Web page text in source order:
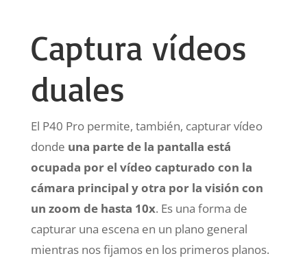
Captura vídeos
duales
El P40 Pro permite, también, capturar vídeo
donde una parte de la pantalla está
ocupada por el vídeo capturado con la
cámara principal y otra por la visión con
un zoom de hasta 10x. Es una forma de
capturar una escena en un plano general
mientras nos fijamos en los primeros planos.